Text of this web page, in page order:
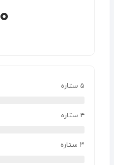
۰
۵ ستاره
۴ ستاره
۳ ستاره